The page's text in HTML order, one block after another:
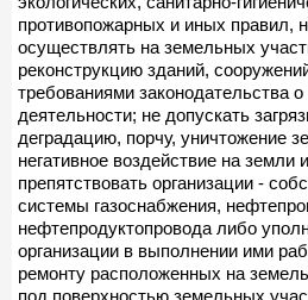
противопожарных и иных правил,
осуществлять на земельных
реконструкцию зданий,
требованиями законодательства о
деятельности; не допускать
деградацию, порчу, уничтожение
негативное воздействие на земли
препятствовать организации -
системы газоснабжения,
нефтепродуктопровода либо
организации в выполнении ими
ремонту расположенных на
под поверхностью земельных